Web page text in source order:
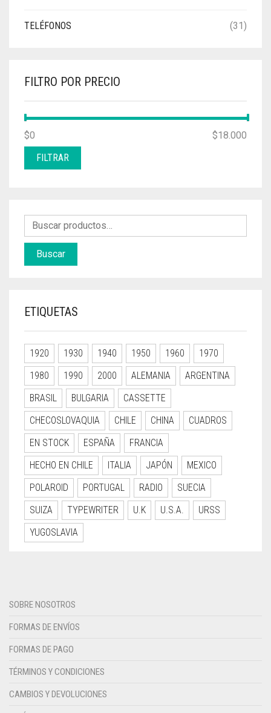
TELÉFONOS (31)
FILTRO POR PRECIO
PRECIO
MÍNIMO
PRECIO
MÁXIMO
FILTRAR
$0 $18.000
Buscar
ETIQUETAS
1920 1930 1940 1950 1960
1970
1980
1990 2000 ALEMANIA
ARGENTINA
BRASIL
BULGARIA
CASSETTE
CHECOSLOVAQUIA
CHILE CHINA
CUADROS
EN STOCK
ESPAÑA
FRANCIA
HECHO EN CHILE
ITALIA JAPÓN
MEXICO
POLAROID
PORTUGAL RADIO
SUECIA
SUIZA
TYPEWRITER U.K U.S.A.
URSS
YUGOSLAVIA
SOBRE NOSOTROS
FORMAS DE ENVÍOS
FORMAS DE PAGO
TÉRMINOS Y CONDICIONES
CAMBIOS Y DEVOLUCIONES